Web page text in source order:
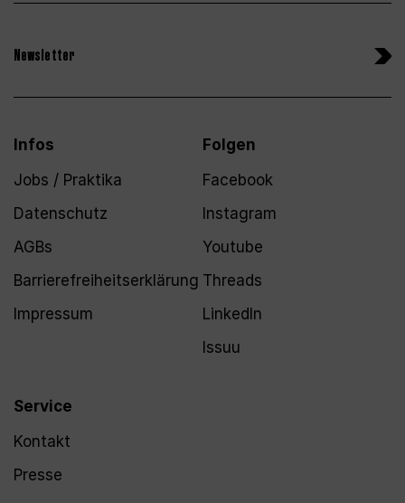
Newsletter
Infos
Jobs / Praktika
Datenschutz
AGBs
Barrierefreiheitserklärung
Impressum
Service
Kontakt
Presse
Folgen
Facebook
Instagram
Youtube
Threads
LinkedIn
Issuu